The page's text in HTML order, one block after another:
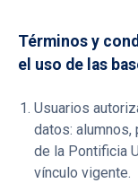
Términos y
el uso de las
Usuarios
datos:
de la Pontificia
vínculo vigente.